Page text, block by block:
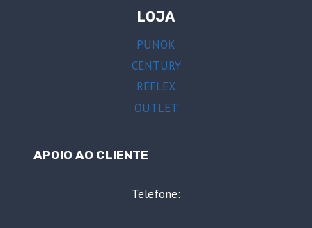
LOJA
PUNOK
CENTURY
REFLEX
OUTLET
APOIO AO CLIENTE
Telefone: